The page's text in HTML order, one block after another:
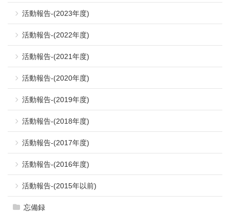
活動報告-(2023年度)
活動報告-(2022年度)
活動報告-(2021年度)
活動報告-(2020年度)
活動報告-(2019年度)
活動報告-(2018年度)
活動報告-(2017年度)
活動報告-(2016年度)
活動報告-(2015年以前)
忘備録